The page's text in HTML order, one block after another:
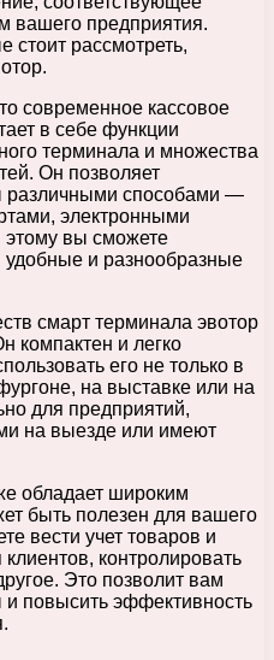
вашего предприятия.
стоит рассмотреть,
современное кассовое
в себе функции
терминала и множества
Он позволяет
различными способами —
электронными
этому вы сможете
и разнообразные
смарт терминала эвотор
компактен и легко
его не только в
на выставке или на
для предприятий,
на выезде или имеют
обладает широким
быть полезен для вашего
вести учет товаров и
контролировать
Это позволит вам
и повысить эффективность